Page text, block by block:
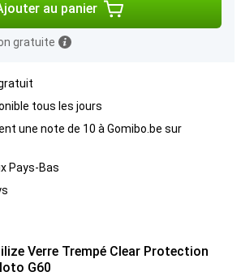
au panier
gratuite
tous les jours
une note de 10 à Gomibo.be sur
Pays-Bas
Verre Trempé Clear Protection
G60